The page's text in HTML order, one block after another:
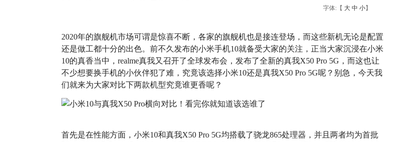
字体:【 大 中 小】
2020年的旗舰机市场可谓是惊喜不断，各家的旗舰机也是接连登场，而这些新机无论是配置
还是做工都十分的出色。前不久发布的小米手机10就备受大家的关注，正当大家沉浸在小米
10的真香当中，realme真我又召开了全球发布会，发布了全新的真我X50 Pro 5G，而这也让
不少想要换手机的小伙伴犯了难，究竟该选择小米10还是真我X50 Pro 5G呢？别急，今天我
们就来为大家对比下两款机型究竟谁更香呢？
首先是在性能方面，小米10和真我X50 Pro 5G均搭载了骁龙865处理器，并且两者均为首批